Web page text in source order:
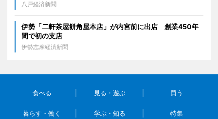
八戸経済新聞
伊勢「二軒茶屋餅角屋本店」が内宮前に出店 創業450年
間で初の支店
伊勢志摩経済新聞
食べる 見る・遊ぶ 買う
暮らす・働く 学ぶ・知る 特集